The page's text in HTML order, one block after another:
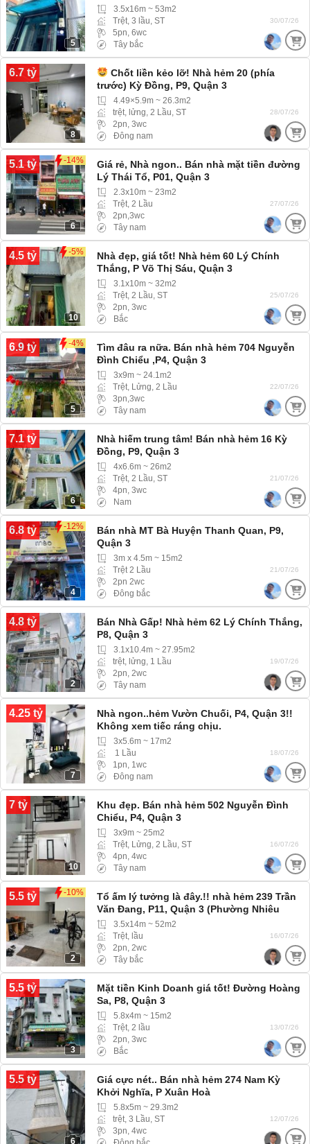
5
3.5x16m ~ 53m2
Trệt, 3 lầu, ST
5pn, 6wc
Tây bắc
30/07/26
6.7 tỷ
8
Chốt liền kẻo lỡ! Nhà hẻm 20 (phía
trước) Kỳ Đồng, P9, Quận 3
4.49×5.9m ~ 26.3m2
trệt, lửng, 2 Lầu, ST
2pn, 3wc
Đông nam
28/07/26
5.1 tỷ -14%
6
Giá rẻ, Nhà ngon.. Bán nhà mặt tiền đường
Lý Thái Tổ, P01, Quận 3
2.3x10m ~ 23m2
Trệt, 2 Lầu
2pn,3wc
Tây nam
27/07/26
4.5 tỷ -5%
10
Nhà đẹp, giá tốt! Nhà hẻm 60 Lý Chính
Thắng, P Võ Thị Sáu, Quận 3
3.1x10m ~ 32m2
Trệt, 2 Lầu, ST
2pn, 3wc
Bắc
25/07/26
6.9 tỷ -4%
5
Tìm đâu ra nữa. Bán nhà hẻm 704 Nguyễn
Đình Chiểu ,P4, Quận 3
3x9m ~ 24.1m2
Trệt, Lửng, 2 Lầu
3pn,3wc
Tây nam
22/07/26
7.1 tỷ
6
Nhà hiếm trung tâm! Bán nhà hẻm 16 Kỳ
Đồng, P9, Quận 3
4x6.6m ~ 26m2
Trệt, 2 Lầu, ST
4pn, 3wc
Nam
21/07/26
6.8 tỷ -12%
4
Bán nhà MT Bà Huyện Thanh Quan, P9,
Quận 3
3m x 4.5m ~ 15m2
Trệt 2 Lầu
2pn 2wc
Đông bắc
21/07/26
4.8 tỷ
2
Bán Nhà Gấp! Nhà hẻm 62 Lý Chính Thắng,
P8, Quận 3
3.1x10.4m ~ 27.95m2
trệt, lửng, 1 Lầu
2pn, 2wc
Tây nam
19/07/26
4.25 tỷ
7
Nhà ngon..hẻm Vườn Chuối, P4, Quận 3!!
Không xem tiếc ráng chịu.
3x5.6m ~ 17m2
1 Lầu
1pn, 1wc
Đông nam
18/07/26
7 tỷ
10
Khu đẹp. Bán nhà hẻm 502 Nguyễn Đình
Chiểu, P4, Quận 3
3x9m ~ 25m2
Trệt, Lửng, 2 Lầu, ST
4pn, 4wc
Tây nam
16/07/26
5.5 tỷ -10%
2
Tổ ấm lý tưởng là đây.!! nhà hẻm 239 Trần
Văn Đang, P11, Quận 3 (Phường Nhiêu
Lộc) hẻm ba gác
3.5x14m ~ 52m2
Trệt, lầu
2pn, 2wc
Tây bắc
16/07/26
5.5 tỷ
3
Mặt tiền Kinh Doanh giá tốt! Đường Hoàng
Sa, P8, Quận 3
5.8x4m ~ 15m2
Trệt, 2 lầu
2pn, 3wc
Bắc
13/07/26
5.5 tỷ
6
Giá cực nét.. Bán nhà hẻm 274 Nam Kỳ
Khởi Nghĩa, P Xuân Hoà
5.8x5m ~ 29.3m2
trệt, 3 Lầu, ST
3pn, 4wc
12/07/26